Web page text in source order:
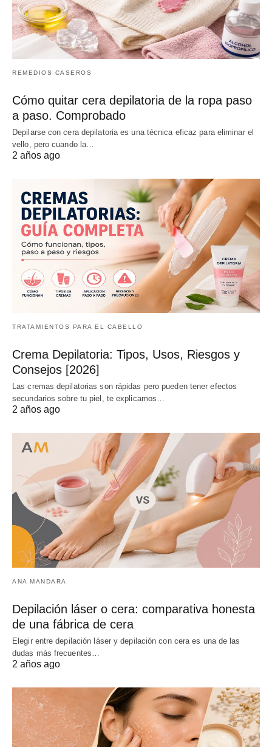
REMEDIOS CASEROS
Cómo quitar cera depilatoria de la ropa paso
a paso. Comprobado
Depilarse con cera depilatoria es una técnica eficaz para eliminar el
vello, pero cuando la…
2 años ago
TRATAMIENTOS PARA EL CABELLO
Crema Depilatoria: Tipos, Usos, Riesgos y
Consejos [2026]
Las cremas depilatorias son rápidas pero pueden tener efectos
secundarios sobre tu piel, te explicamos…
2 años ago
ANA MANDARA
Depilación láser o cera: comparativa honesta
de una fábrica de cera
Elegir entre depilación láser y depilación con cera es una de las
dudas más frecuentes…
2 años ago